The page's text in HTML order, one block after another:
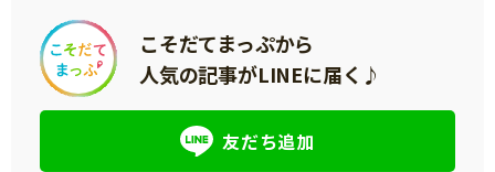
こそだてまっぷから
人気の記事がLINEに届く♪
友だち追加